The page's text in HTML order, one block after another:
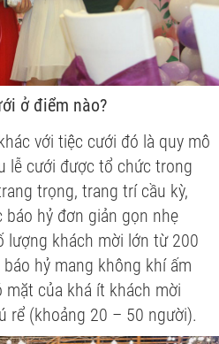
ở điểm nào?
với tiệc cưới đó là quy mô
lễ cưới được tổ chức trong
trọng, trang trí cầu kỳ,
hỷ đơn giản gọn nhẹ
lượng khách mời lớn từ 200
hỷ mang không khí ấm
của khá ít khách mời
rể (khoảng 20 – 50 người).